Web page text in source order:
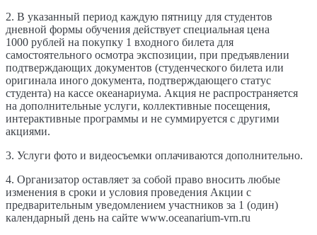
2. В указанный период каждую пятницу для студентов
дневной формы обучения действует специальная цена
1000 рублей на покупку 1 входного билета для
самостоятельного осмотра экспозиции, при предъявлении
подтверждающих документов (студенческого билета или
оригинала иного документа, подтверждающего статус
студента) на кассе океанариума. Акция не распространяется
на дополнительные услуги, коллективные посещения,
интерактивные программы и не суммируется с другими
акциями.
3. Услуги фото и видеосъемки оплачиваются дополнительно.
4. Организатор оставляет за собой право вносить любые
изменения в сроки и условия проведения Акции с
предварительным уведомлением участников за 1 (один)
календарный день на сайте www.oceanarium-vrn.ru